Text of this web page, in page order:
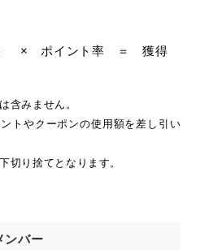
） × ポイント率 ＝ 獲得
含みません。
トやクーポンの使用額を差し引い
切り捨てとなります。
ンバー